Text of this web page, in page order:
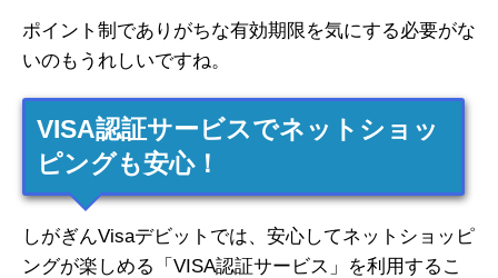
ポイント制でありがちな有効期限を気にする必要がな
いのもうれしいですね。
VISA認証サービスでネットショッ
ピングも安心！
しがぎんVisaデビットでは、安心してネットショッピ
ングが楽しめる「VISA認証サービス」を利用するこ